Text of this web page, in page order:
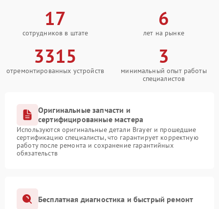
17
сотрудников в штате
6
лет на рынке
3315
отремонтированных устройств
3
минимальный опыт работы
специалистов
Оригинальные запчасти и
сертифицированные мастера
Используются оригинальные детали Brayer и прошедшие
сертификацию специалисты, что гарантирует корректную
работу после ремонта и сохранение гарантийных
обязательств
Бесплатная диагностика и быстрый ремонт